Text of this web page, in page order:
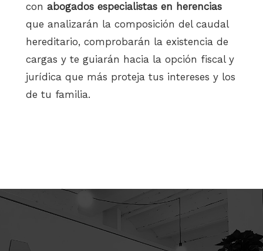
con abogados especialistas en herencias
que analizarán la composición del caudal
hereditario, comprobarán la existencia de
cargas y te guiarán hacia la opción fiscal y
jurídica que más proteja tus intereses y los
de tu familia.